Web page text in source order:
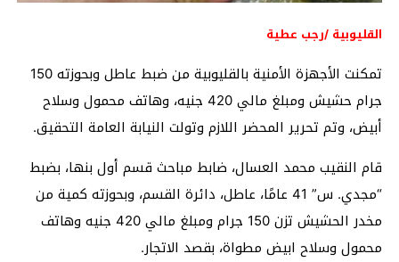
القليوبية /رجب عطية
تمكنت الأجهزة الأمنية بالقليوبية من ضبط عاطل وبحوزته 150
جرام حشيش ومبلغ مالي 420 جنيه، وهاتف محمول وسلاح
أبيض، وتم تحرير المحضر اللازم وتولت النيابة العامة التحقيق.
قام النقيب محمد العسال، ضابط مباحث قسم أول بنها، بضبط
“مجدي. س” 41 عامًا، عاطل، دائرة القسم، وبحوزته كمية من
مخدر الحشيش تزن 150 جرام ومبلغ مالي 420 جنيه وهاتف
محمول وسلاح ابيض مطواة، بقصد الاتجار.